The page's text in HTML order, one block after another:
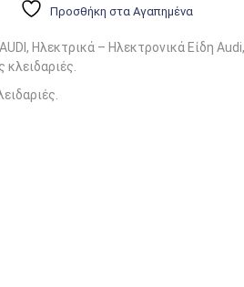
Προσθήκη στα Αγαπημένα
, Ηλεκτρικά – Ηλεκτρονικά Είδη Audi,
κλειδαριές